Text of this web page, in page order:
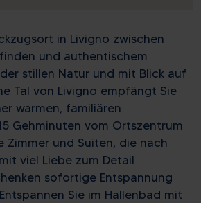
in Livigno zwischen
und authentischem
stillen Natur und mit Blick auf
Tal von Livigno empfängt Sie
warmen, familiären
Gehminuten vom Ortszentrum
Zimmer und Suiten, die nach
viel Liebe zum Detail
sofortige Entspannung
Sie im Hallenbad mit